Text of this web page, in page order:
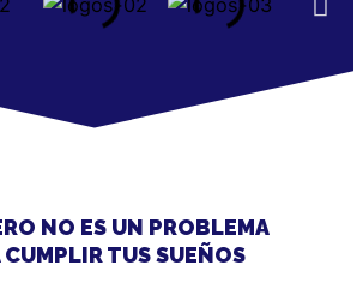
NO ES UN PROBLEMA
CUMPLIR TUS SUEÑOS